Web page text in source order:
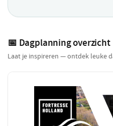
📅 Dagplanning overzicht
Laat je inspireren — ontdek leuke